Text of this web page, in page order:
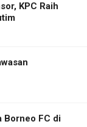
KPC Raih
Borneo FC di